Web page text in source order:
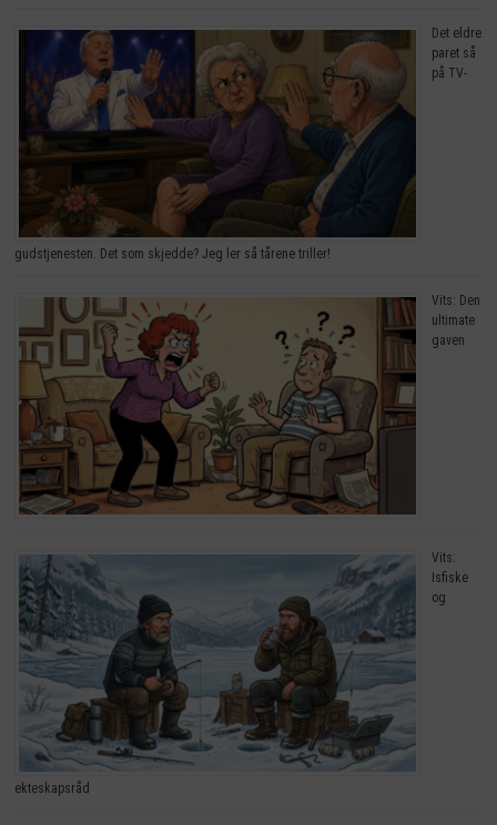
Det eldre
paret så
på TV-
gudstjenesten. Det som skjedde? Jeg ler så tårene triller!
Vits: Den
ultimate
gaven
Vits:
Isfiske
og
ekteskapsråd